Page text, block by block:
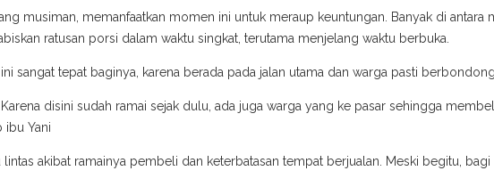
musiman, memanfaatkan momen ini untuk meraup keuntungan. Banyak di
ratusan porsi dalam waktu singkat, terutama menjelang waktu berbuka.
sangat tepat baginya, karena berada pada jalan utama dan warga pasti
disini sudah ramai sejak dulu, ada juga warga yang ke pasar sehingga
ibu Yani
akibat ramainya pembeli dan keterbatasan tempat berjualan. Meski begitu,